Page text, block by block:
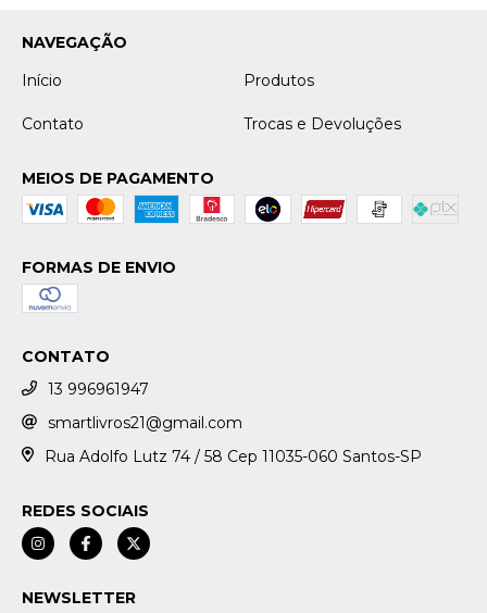
NAVEGAÇÃO
Início
Produtos
Contato Trocas e Devoluções
MEIOS DE PAGAMENTO
FORMAS DE ENVIO
CONTATO
13 996961947
smartlivros21@gmail.com
Rua Adolfo Lutz 74 / 58 Cep 11035-060 Santos-SP
REDES SOCIAIS
NEWSLETTER